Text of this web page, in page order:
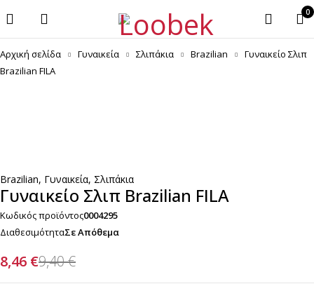
0
Αρχική σελίδα Γυναικεία Σλιπάκια Brazilian
Γυναικείο Σλιπ
Brazilian FILA
Brazilian, Γυναικεία, Σλιπάκια
Γυναικείο Σλιπ Brazilian FILA
Κωδικός προϊόντος0004295
ΔιαθεσιμότηταΣε Απόθεμα
9,40€
8,46 €